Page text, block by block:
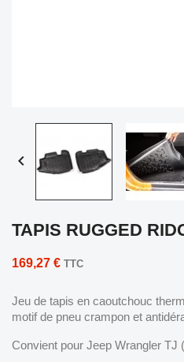

TAPIS RUGGED
169,27 € TTC
Jeu de tapis en caoutchouc
motif de pneu crampon et
Convient pour Jeep Wrangler TJ